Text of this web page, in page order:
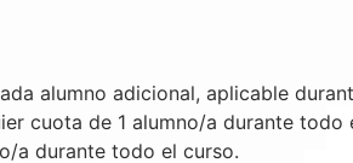
alumno adicional, aplicable
cuota de 1 alumno/a durante todo
a durante todo el curso.